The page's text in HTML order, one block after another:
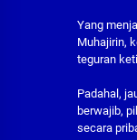
Yang
Muhajirin,
teguran
Padahal,
berwajib,
secara